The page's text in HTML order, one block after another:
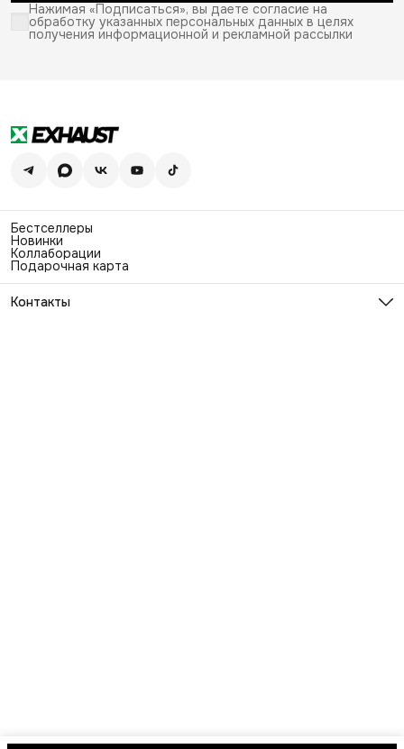
Нажимая «Подписаться», вы даете согласие на
обработку указанных персональных данных в целях
получения информационной и рекламной рассылки
Бестселлеры
Новинки
Коллаборации
Подарочная карта
Контакты